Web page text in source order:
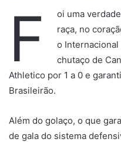
F
oi uma
raça, no
o Internacional
chutaço de
Athletico por 1 a 0 e
Brasileirão.
Além do golaço, o que
de gala do sistema